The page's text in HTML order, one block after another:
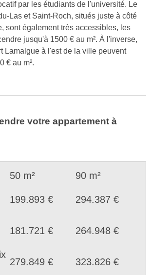
par les étudiants de l'université. Le
Las et Saint-Roch, situés juste à côté
sont également très accessibles, les
jusqu'à 1500 € au m². À l'inverse,
Lamalgue à l'est de la ville peuvent
€ au m².
votre appartement à
50 m²
90 m²
199.893 € 294.387 €
181.721 € 264.948 €
279.849 € 323.826 €